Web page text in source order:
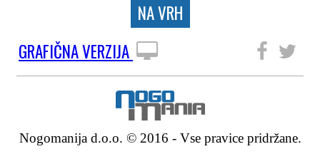
NA VRH
GRAFIČNA VERZIJA
Nogomanija d.o.o. © 2016 - Vse pravice pridržane.